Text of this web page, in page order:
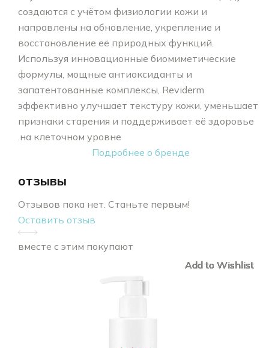
создаются с учётом физиологии кожи и
направлены на обновление, укрепление и
восстановление её природных функций.
Используя инновационные биомиметические
формулы, мощные антиоксиданты и
запатентованные комплексы, Reviderm
эффективно улучшает текстуру кожи, уменьшает
признаки старения и поддерживает её здоровье
на клеточном уровне.
Подробнее о бренде
отзывы
Отзывов пока нет. Станьте первым!
Оставить отзыв
вместе с этим покупают
Add to Wishlist
Add to Wishlist
Add to Wishlist
Add to Wishlist
Add to Wishlist
Add to Wishlist
Add to Wishlist
Add to Wishlist
Add to Wishlist
Add to Wishlist
Add to Wishlist
Add to Wishlist